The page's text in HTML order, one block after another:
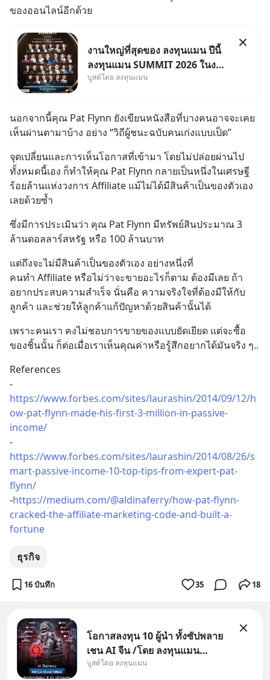
ของออนไลน์อีกด้วย
งานใหญ่ที่สุดของ ลงทุนแมน ปีนี้
ลงทุนแมน SUMMIT 2026 ในงาน
นี้จะมีเจ้าของธุรกิจ Dr.PONG,
Salad, LA GLACE, Fastwork,
MizuMi, KARMART, อิชิตัน มา
แชร์ความรู้การสร้างธุรกิจ
บูสต์โดย ลงทุนแมน
นอกจากนี้คุณ Pat Flynn ยังเขียนหนังสือที่บางคนอาจจะเคย
เห็นผ่านตามาบ้าง อย่าง “วิถีผู้ชนะฉบับคนเก่งแบบเป็ด”
จุดเปลี่ยนและการเห็นโอกาสที่เข้ามา โดยไม่ปล่อยผ่านไป
ทั้งหมดนี้เอง ก็ทำให้คุณ Pat Flynn กลายเป็นหนึ่งในเศรษฐี
ร้อยล้านแห่งวงการ Affiliate แม้ไม่ได้มีสินค้าเป็นของตัวเอง
เลยด้วยซ้ำ
ซึ่งมีการประเมินว่า คุณ Pat Flynn มีทรัพย์สินประมาณ 3
ล้านดอลลาร์สหรัฐ หรือ 100 ล้านบาท
แต่ถึงจะไม่มีสินค้าเป็นของตัวเอง อย่างหนึ่งที่
คนทำ Affiliate หรือไม่ว่าจะขายอะไรก็ตาม ต้องมีเลย ถ้า
อยากประสบความสำเร็จ นั่นคือ ความจริงใจที่ต้องมีให้กับ
ลูกค้า และช่วยให้ลูกค้าแก้ปัญหาด้วยสินค้านั้นได้
เพราะคนเรา คงไม่ชอบการขายของแบบยัดเยียด แต่จะซื้อ
ของชิ้นนั้น ก็ต่อเมื่อเราเห็นคุณค่าหรือรู้สึกอยากได้มันจริง ๆ..
References
-
https://www.forbes.com/sites/laurashin/2014/09/12/h
ow-pat-flynn-made-his-first-3-million-in-passive-
income/
-
https://www.forbes.com/sites/laurashin/2014/08/26/s
mart-passive-income-10-top-tips-from-expert-pat-
flynn/
-https://medium.com/@aldinaferry/how-pat-flynn-
cracked-the-affiliate-marketing-code-and-built-a-
fortune
ธุรกิจ
16 บันทึก 35 18
โอกาสลงทุน 10 ผู้นำ ทั้งซัปพลาย
เชน AI จีน /โดย ลงทุนแมน
✅ลงทุนตรง คัด 10 ผู้นำเน้น ๆ ใน
บูสต์โดย ลงทุนแมน